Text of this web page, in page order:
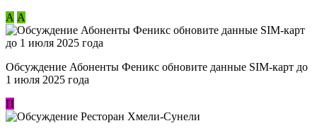
А А
Обсуждение Абоненты Феникс обновите данные SIM-карт до
1 июля 2025 года
П